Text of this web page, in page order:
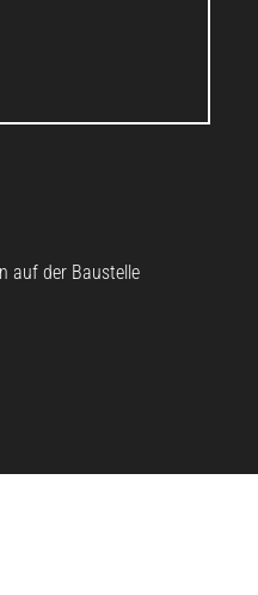
auf der Baustelle